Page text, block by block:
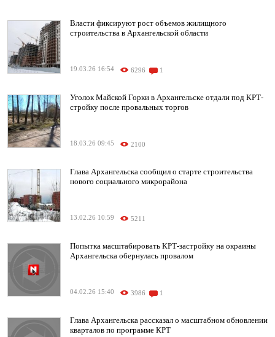
Власти фиксируют рост объемов жилищного
строительства в Архангельской области
19.03.26 16:54 6296 1
Уголок Майской Горки в Архангельске отдали под КРТ-
стройку после провальных торгов
18.03.26 09:45 2100
Глава Архангельска сообщил о старте строительства
нового социального микрорайона
13.02.26 10:59 5211
Попытка масштабировать КРТ-застройку на окраины
Архангельска обернулась провалом
04.02.26 15:40 3986 1
Глава Архангельска рассказал о масштабном обновлении
кварталов по программе КРТ